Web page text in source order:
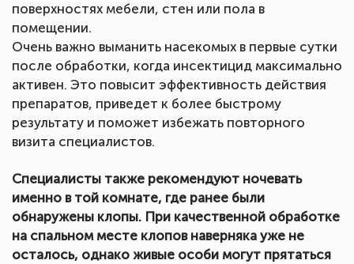
поверхностях мебели, стен или пола в
помещении.
Очень важно выманить насекомых в первые сутки
после обработки, когда инсектицид максимально
активен. Это повысит эффективность действия
препаратов, приведет к более быстрому
результату и поможет избежать повторного
визита специалистов.
Специалисты также рекомендуют ночевать
именно в той комнате, где ранее были
обнаружены клопы. При качественной обработке
на спальном месте клопов наверняка уже не
осталось, однако живые особи могут прятаться